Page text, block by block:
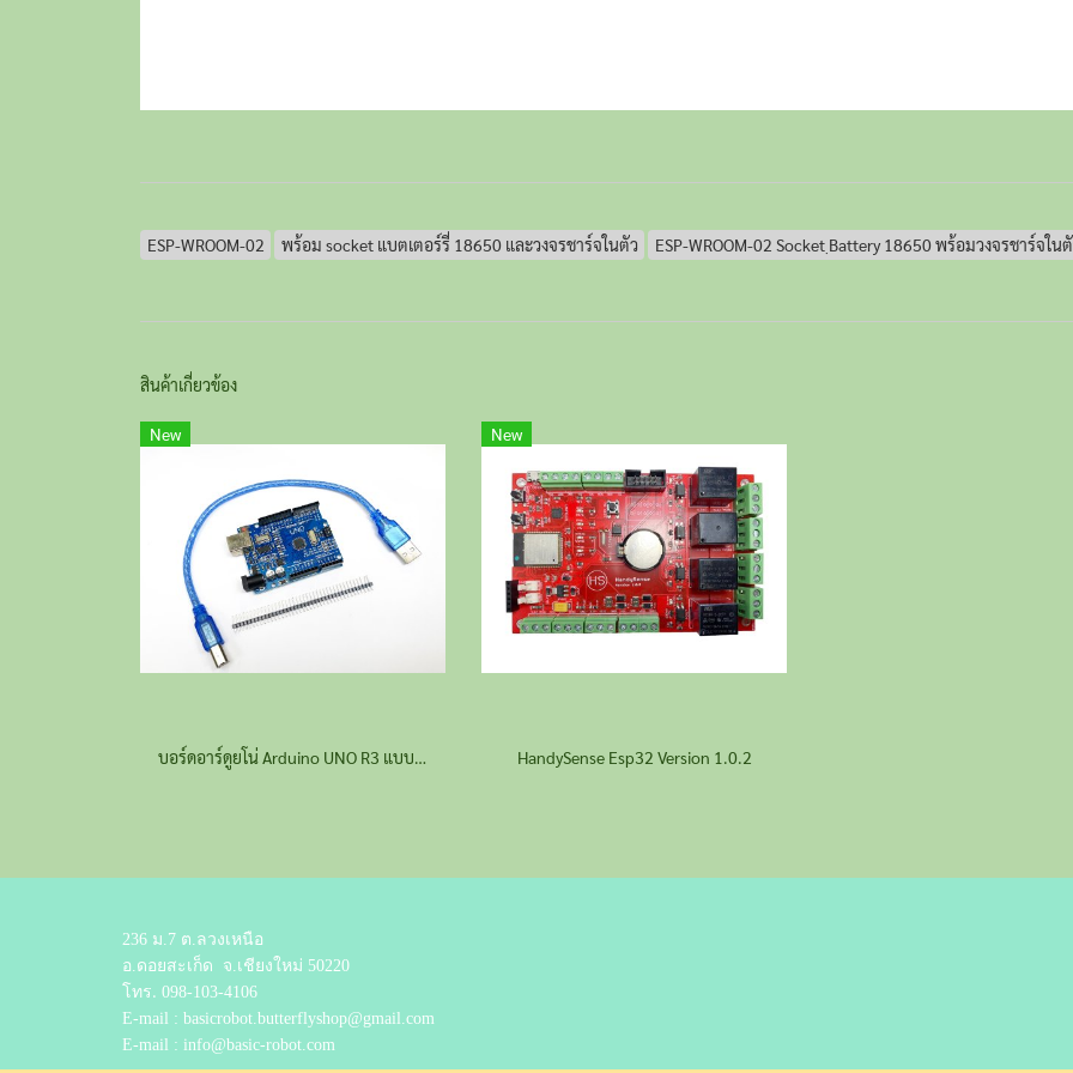
ESP-WROOM-02 พร้อม socket แบตเตอร์รี่ 18650 และวงจรชาร์จในตัว ESP-WROOM-02 Socket ฺBattery 18650 พร้อมวงจรชาร์จใน
สินค้าเกี่ยวข้อง
New
บอร์ดอาร์ดูยโน่ Arduino UNO R3 แบบ SMD พร้อมสาย USB
New
HandySense Esp32 Version 1.0.2
236 ม.7 ต.ลวงเหนือ
อ.ดอยสะเก็ด จ.เชียงใหม่ 50220
โทร. 098-103-4106
E-mail : basicrobot.butterflyshop@gmail.com
E-mail : info@basic-robot.com